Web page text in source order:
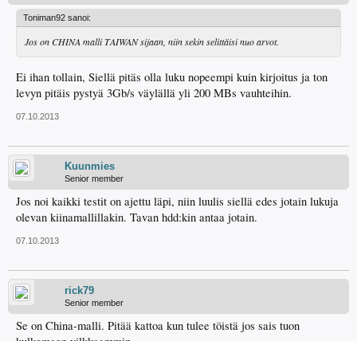
Toniman92 sanoi:
Jos on CHINA malli TAIWAN sijaan, niin sekin selittäisi nuo arvot.
Ei ihan tollain, Siellä pitäs olla luku nopeempi kuin kirjoitus ja ton
levyn pitäis pystyä 3Gb/s väylällä yli 200 MBs vauhteihin.
07.10.2013
Kuunmies
Senior member
Jos noi kaikki testit on ajettu läpi, niin luulis siellä edes jotain lukuja
olevan kiinamallillakin. Tavan hdd:kin antaa jotain.
07.10.2013
rick79
Senior member
Se on China-malli. Pitää kattoa kun tulee töistä jos sais tuon